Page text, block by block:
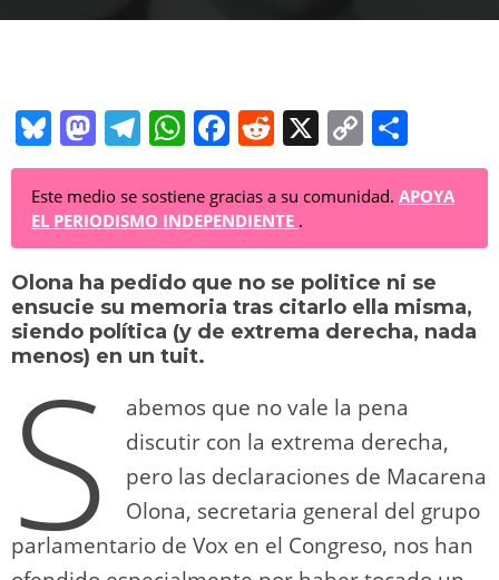
Bl
u
e
sk
y
M
a
st
o
d
o
n
T
el
e
gr
a
m
W
h
at
s
A
p
p
F
a
c
e
b
o
k
R
e
d
di
t
X
C
o
p
y
Li
n
o
m
p
ar
tir
Este medio se sostiene gracias a su comunidad. APOYA
EL PERIODISMO INDEPENDIENTE .
Olona ha pedido que no se politice ni se
ensucie su memoria tras citarlo ella misma,
siendo política (y de extrema derecha, nada
menos) en un tuit.
S
abemos que no vale la pena
discutir con la extrema derecha,
pero las declaraciones de Macarena
Olona, secretaria general del grupo
parlamentario de Vox en el Congreso, nos han